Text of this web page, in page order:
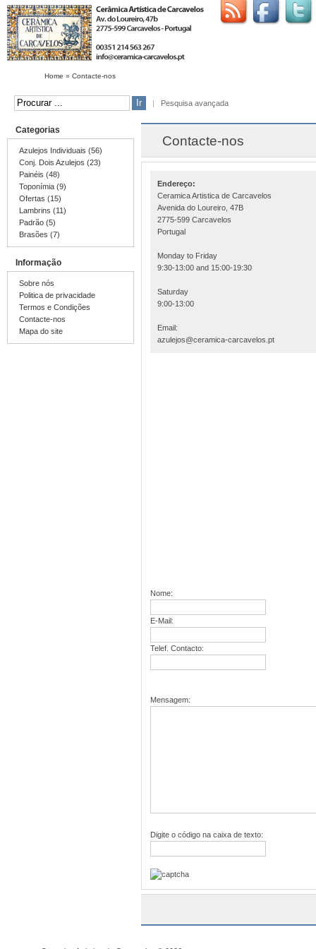
| Pesquisa avançada
Categorias
Azulejos Individuais (56)
Conj. Dois Azulejos (23)
Painéis (48)
Toponímia (9)
Ofertas (15)
Lambrins (11)
Padrão (5)
Brasões (7)
Informação
Sobre nós
Politica de privacidade
Termos e Condições
Contacte-nos
Mapa do site
Home » Contacte-nos
Contacte-nos
Endereço:
Ceramica Artistica de Carcavelos
Avenida do Loureiro, 47B
2775-599 Carcavelos
Portugal
Monday to Friday
9:30-13:00 and 15:00-19:30
Saturday
9:00-13:00
Email:
azulejos@ceramica-carcavelos.pt
Nome:
E-Mail:
Telef. Contacto:
Mensagem:
Digite o código na caixa de texto: